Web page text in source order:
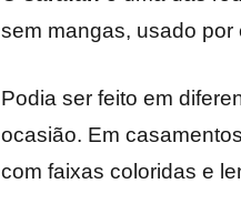
sem mangas, usado por
Podia ser feito em
ocasião. Em
com faixas coloridas e